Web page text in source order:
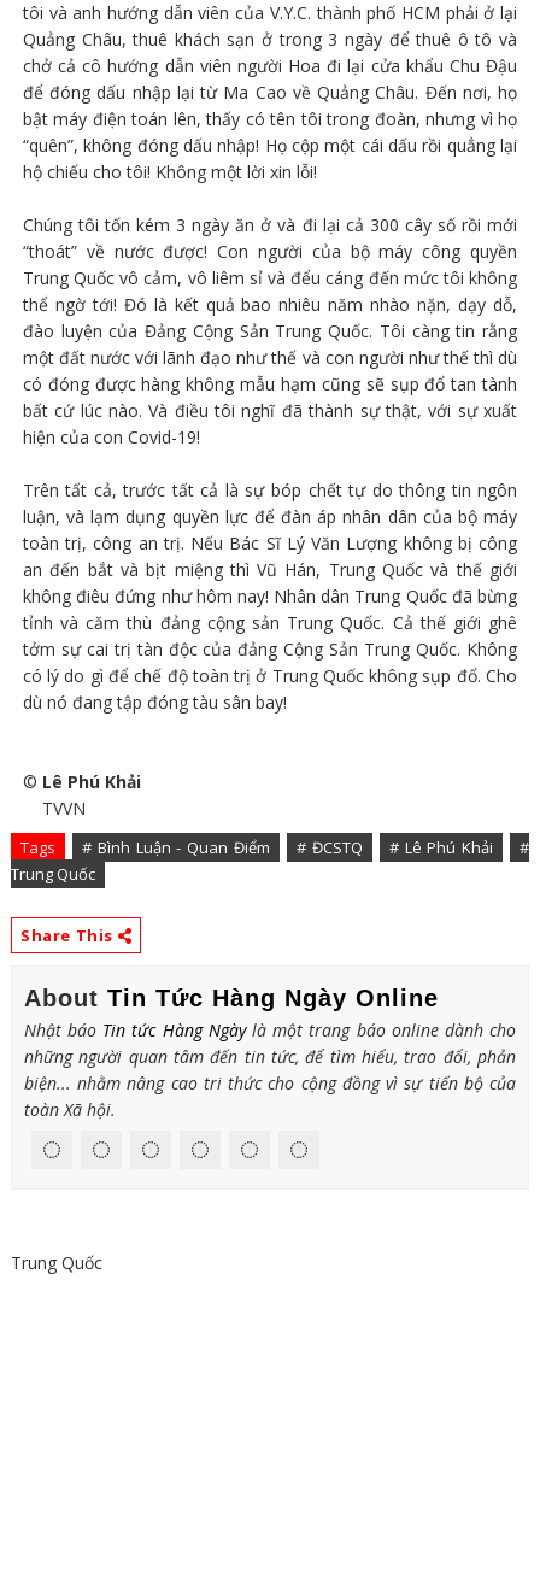
tôi và anh hướng dẫn viên của V.Y.C. thành phố HCM phải ở lại
Quảng Châu, thuê khách sạn ở trong 3 ngày để thuê ô tô và
chở cả cô hướng dẫn viên người Hoa đi lại cửa khẩu Chu Đậu
để đóng dấu nhập lại từ Ma Cao về Quảng Châu. Đến nơi, họ
bật máy điện toán lên, thấy có tên tôi trong đoàn, nhưng vì họ
“quên”, không đóng dấu nhập! Họ cộp một cái dấu rồi quẳng lại
hộ chiếu cho tôi! Không một lời xin lỗi!
Chúng tôi tốn kém 3 ngày ăn ở và đi lại cả 300 cây số rồi mới
“thoát” về nước được! Con người của bộ máy công quyền
Trung Quốc vô cảm, vô liêm sỉ và đểu cáng đến mức tôi không
thể ngờ tới! Đó là kết quả bao nhiêu năm nhào nặn, dạy dỗ,
đào luyện của Đảng Cộng Sản Trung Quốc. Tôi càng tin rằng
một đất nước với lãnh đạo như thế và con người như thế thì dù
có đóng được hàng không mẫu hạm cũng sẽ sụp đổ tan tành
bất cứ lúc nào. Và điều tôi nghĩ đã thành sự thật, với sự xuất
hiện của con Covid-19!
Trên tất cả, trước tất cả là sự bóp chết tự do thông tin ngôn
luận, và lạm dụng quyền lực để đàn áp nhân dân của bộ máy
toàn trị, công an trị. Nếu Bác Sĩ Lý Văn Lượng không bị công
an đến bắt và bịt miệng thì Vũ Hán, Trung Quốc và thế giới
không điêu đứng như hôm nay! Nhân dân Trung Quốc đã bừng
tỉnh và căm thù đảng cộng sản Trung Quốc. Cả thế giới ghê
tởm sự cai trị tàn độc của đảng Cộng Sản Trung Quốc. Không
có lý do gì để chế độ toàn trị ở Trung Quốc không sụp đổ. Cho
dù nó đang tập đóng tàu sân bay!
© Lê Phú Khải
TVVN
Tags # Bình Luận - Quan Điểm # ĐCSTQ # Lê Phú Khải
#
Trung Quốc
Share This
About Tin Tức Hàng Ngày Online
Nhật báo Tin tức Hàng Ngàylà một trang báo online dành cho
những người quan tâm đến tin tức, để tìm hiểu, trao đổi, phản
biện... nhằm nâng cao tri thức cho cộng đồng vì sự tiến bộ của
toàn Xã hội.
Trung Quốc